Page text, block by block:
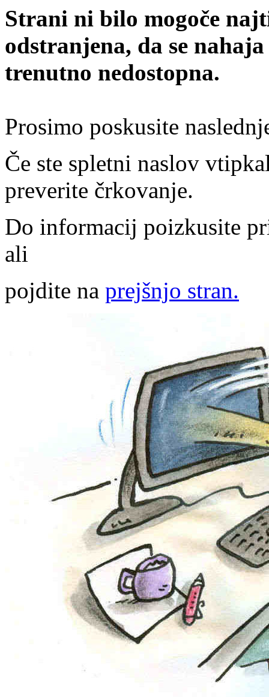
Strani ni bilo mogoče
odstranjena, da se
trenutno nedostopna.
Prosimo poskusite
Če ste spletni naslov
preverite črkovanje.
Do informacij poizkusite
ali
pojdite na prejšnjo stran.